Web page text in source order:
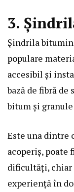
3.
Șindrila
populare
accesibil și
bază de fibră
bitum și
Este una dintre
acoperiș, poate
dificultăți, chiar
experiență în